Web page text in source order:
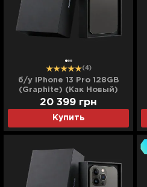
(4)
б/у iPhone 13 Pro 128GB
(Graphite) (Как Новый)
Купить
20 399 грн